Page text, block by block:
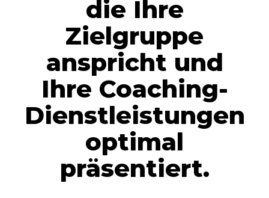
die Ihre
Zielgruppe
anspricht und
Ihre Coaching-
Dienstleistungen
optimal
präsentiert.